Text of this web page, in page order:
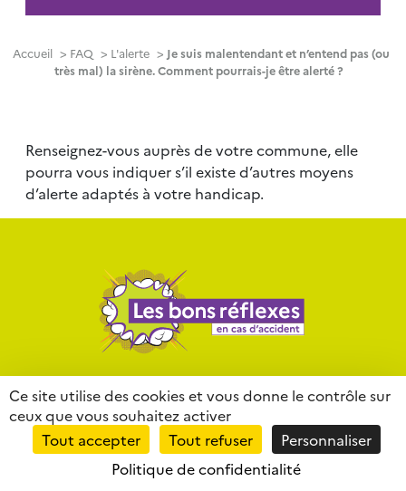
Accueil > FAQ > L'alerte > Je suis malentendant et n’entend pas (ou
très mal) la sirène. Comment pourrais-je être alerté ?
Renseignez-vous auprès de votre commune, elle
pourra vous indiquer s’il existe d’autres moyens
d’alerte adaptés à votre handicap.
Contact Mentions légales
Liens
Partenaires
Lexique
Ce site utilise des cookies et vous donne le contrôle sur
ceux que vous souhaitez activer
Tout accepter
Tout refuser
Personnaliser
Politique de confidentialité